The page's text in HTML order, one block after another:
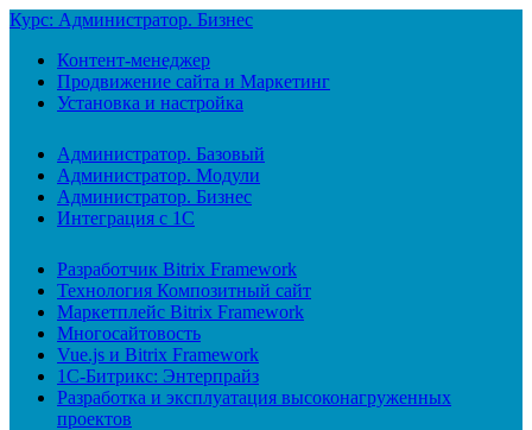
Курс: Администратор. Бизнес
Контент-менеджер
Продвижение сайта и Маркетинг
Установка и настройка
Администратор. Базовый
Администратор. Модули
Администратор. Бизнес
Интеграция с 1С
Разработчик Bitrix Framework
Технология Композитный сайт
Маркетплейс Bitrix Framework
Многосайтовость
Vue.js и Bitrix Framework
1С-Битрикс: Энтерпрайз
Разработка и эксплуатация высоконагруженных
проектов